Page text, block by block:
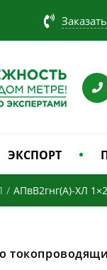
ЭКСПОРТ
/ АПвВ2гнг(А)-ХЛ